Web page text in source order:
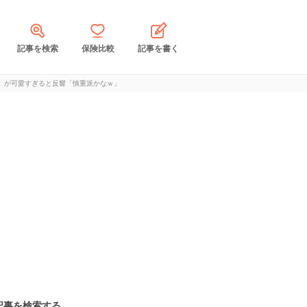
記事を検索 保険比較 記事を書く
可愛すぎると反響「慎重派かなｗ」